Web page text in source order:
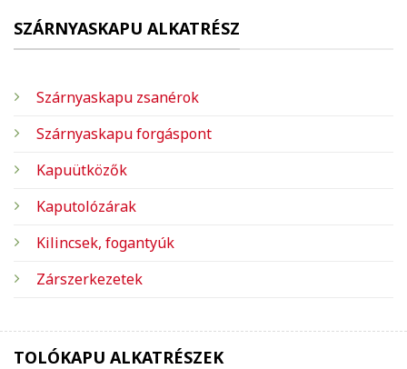
SZÁRNYASKAPU ALKATRÉSZ
Szárnyaskapu zsanérok
Szárnyaskapu forgáspont
Kapuütközők
Kaputolózárak
Kilincsek, fogantyúk
Zárszerkezetek
TOLÓKAPU ALKATRÉSZEK